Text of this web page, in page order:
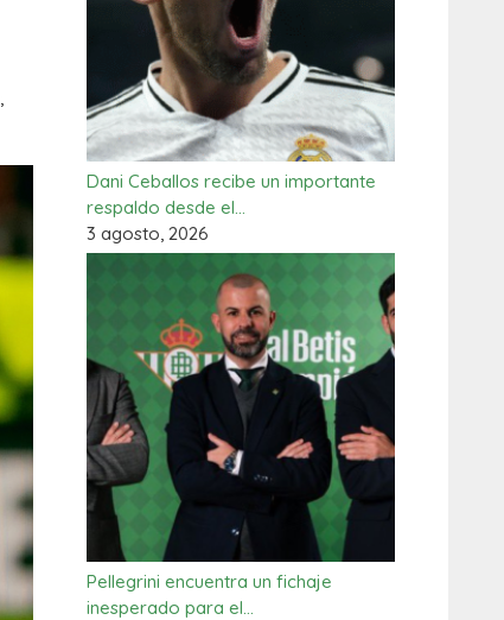
,
Dani Ceballos recibe un importante
respaldo desde el…
3 agosto, 2026
Pellegrini encuentra un fichaje
inesperado para el…